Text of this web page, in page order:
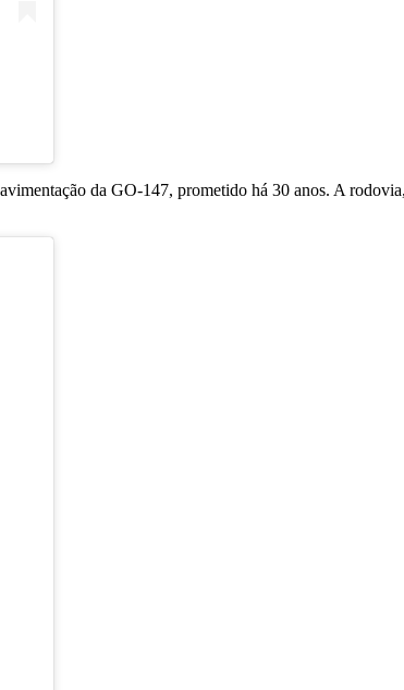
da GO-147, prometido há 30 anos. A